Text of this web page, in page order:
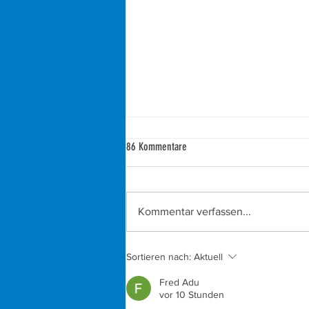
3. Berg-Beach-Cup im Schönbergbad:
86 Kommentare
Kommentar verfassen...
Sortieren nach: Aktuell
Fred Adu
vor 10 Stunden